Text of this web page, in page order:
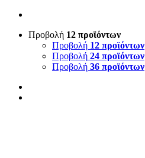
Προβολή 12 προϊόντων
Προβολή 12 προϊόντων
Προβολή 24 προϊόντων
Προβολή 36 προϊόντων